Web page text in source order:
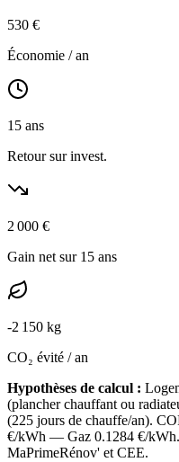
530 €
Économie / an
15 ans
Retour sur invest.
2 000 €
Gain net sur 15 ans
-2 150 kg
CO₂ évité / an
Hypothèses de calcul :
(plancher chauffant ou
(225 jours de chauffe/an).
€/kWh — Gaz 0.1284 €/
MaPrimeRénov' et CEE.